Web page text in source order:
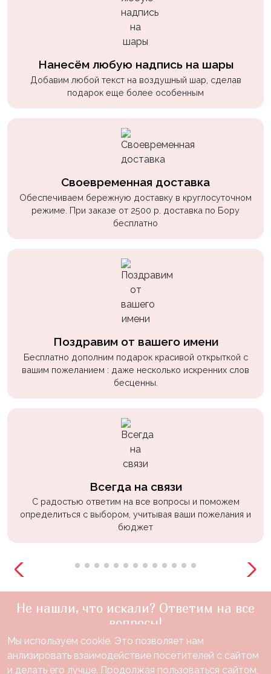
Нанесём любую надпись на шары
Добавим любой текст на воздушный шар, сделав
подарок еще более особенным
Своевременная доставка
Обеспечиваем бережную доставку в круглосуточном
режиме. При заказе от 2500 р. доставка по Бору
бесплатно
Поздравим от вашего имени
Бесплатно дополним подарок красивой открыткой с
вашим пожеланием : даже несколько искренних слов
бесценны.
Всегда на связи
С радостью ответим на все вопросы и поможем
определиться с выбором, учитывая ваши пожелания и
бюджет
Не нашли, что искали? Ответим на все
вопросы!
+7(910)888-48-60
звонок по России бесплатный
Мы используем cookie. Это позволяет нам
анлизировать взаимодействие посетителей с сайтом
и делать его лучше. Продолжая пользоваться сайтом,